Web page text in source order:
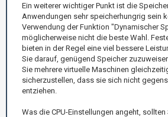
Ein weiterer wichtiger Punkt ist die
Anwendungen sehr speicherhungrig sein
Verwendung der Funktion "Dynamischer
möglicherweise nicht die beste Wahl.
bieten in der Regel eine viel bessere
Sie darauf, genügend Speicher
Sie mehrere virtuelle Maschinen
sicherzustellen, dass sie sich nicht
entziehen.
Was die CPU-Einstellungen angeht,